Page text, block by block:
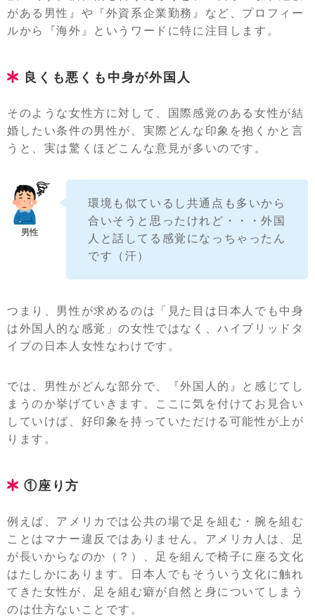
がある男性』や『外資系企業勤務』など、プロフィー
ルから『海外』というワードに特に注目します。
良くも悪くも中身が外国人
そのような女性方に対して、国際感覚のある女性が結
婚したい条件の男性が、実際どんな印象を抱くかと言
うと、実は驚くほどこんな意見が多いのです。
環境も似ているし共通点も多いから
合いそうと思ったけれど・・・外国
人と話してる感覚になっちゃったん
です（汗）
つまり、男性が求めるのは「見た目は日本人でも中身
は外国人的な感覚」の女性ではなく、ハイブリッドタ
イプの日本人女性なわけです。
では、男性がどんな部分で、『外国人的』と感じてし
まうのか挙げていきます。ここに気を付けてお見合い
していけば、好印象を持っていただける可能性が上が
ります。
①座り方
例えば、アメリカでは公共の場で足を組む・腕を組む
ことはマナー違反ではありません。アメリカ人は、足
が長いからなのか（？）、足を組んで椅子に座る文化
はたしかにあります。日本人でもそういう文化に触れ
てきた女性が、足を組む癖が自然と身についてしまう
のは仕方ないことです。